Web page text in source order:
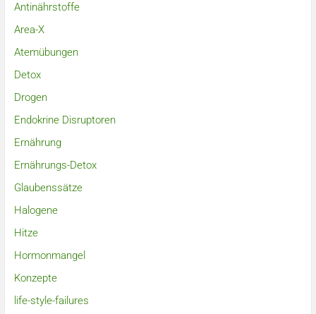
Antinährstoffe
Area-X
Atemübungen
Detox
Drogen
Endokrine Disruptoren
Ernährung
Ernährungs-Detox
Glaubenssätze
Halogene
Hitze
Hormonmangel
Konzepte
life-style-failures